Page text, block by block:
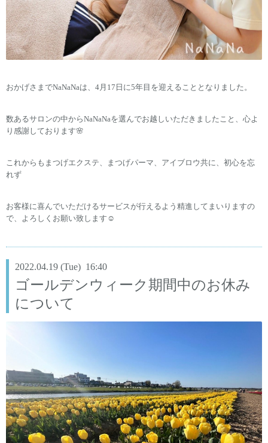
おかげさまでNaNaNaは、4月17日に5年目を迎えることとなりました。
数あるサロンの中からNaNaNaを選んでお越しいただきましたこと、心よ
り感謝しております🌸
これからもまつげエクステ、まつげパーマ、アイブロウ共に、初心を忘
れず
お客様に喜んでいただけるサービスが行えるよう精進してまいりますの
で、よろしくお願い致します☺️
2022.04.19 (Tue) 16:40
ゴールデンウィーク期間中のお休み
について